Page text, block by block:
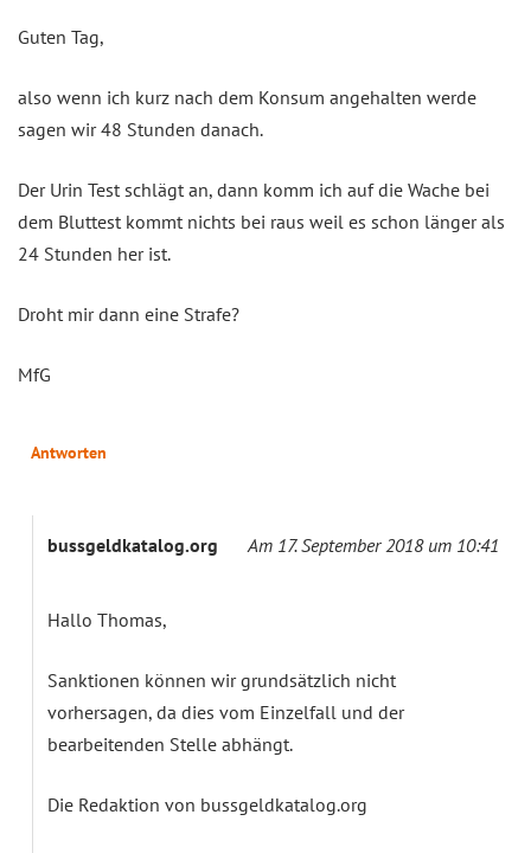
Guten Tag,
also wenn ich kurz nach dem Konsum angehalten werde
sagen wir 48 Stunden danach.
Der Urin Test schlägt an, dann komm ich auf die Wache bei
dem Bluttest kommt nichts bei raus weil es schon länger als
24 Stunden her ist.
Droht mir dann eine Strafe?
MfG
Antworten
bussgeldkatalog.org Am 17. September 2018 um 10:41
Hallo Thomas,
Sanktionen können wir grundsätzlich nicht
vorhersagen, da dies vom Einzelfall und der
bearbeitenden Stelle abhängt.
Die Redaktion von bussgeldkatalog.org